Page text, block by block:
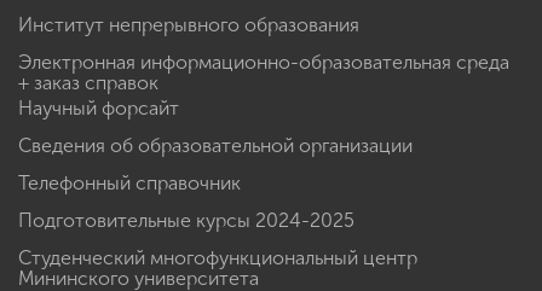
Институт непрерывного образования
Электронная информационно-образовательная среда
+ заказ справок
Научный форсайт
Сведения об образовательной организации
Телефонный справочник
Подготовительные курсы 2024-2025
Студенческий многофункциональный центр
Мининского университета